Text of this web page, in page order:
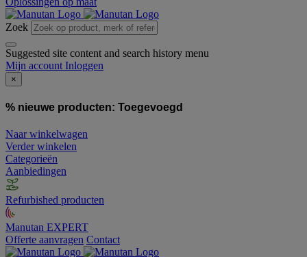
Zoek
Suggested site content and search history menu
Mijn account Inloggen
×
% nieuwe producten: Toegevoegd
Naar winkelwagen
Verder winkelen
Categorieën
Aanbiedingen
Refurbished producten
Manutan EXPERT
Offerte aanvragen Contact